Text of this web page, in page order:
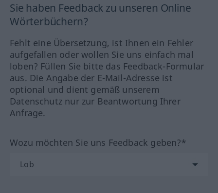
Sie haben Feedback zu unseren Online
Wörterbüchern?
Fehlt eine Übersetzung, ist Ihnen ein Fehler
aufgefallen oder wollen Sie uns einfach mal
loben? Füllen Sie bitte das Feedback-Formular
aus. Die Angabe der E-Mail-Adresse ist
optional und dient gemäß unserem
Datenschutz nur zur Beantwortung Ihrer
Anfrage.
Wozu möchten Sie uns Feedback geben?*